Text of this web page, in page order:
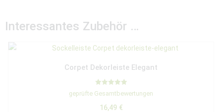
Interessantes Zubehör …
Corpet Dekorleiste Elegant
Bewertet mit
5.00
geprüfte Gesamtbewertungen
16,49 €